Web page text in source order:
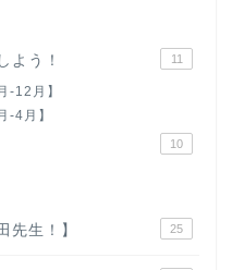
よう！ 11
-12月】
-4月】
10
先生！】 25